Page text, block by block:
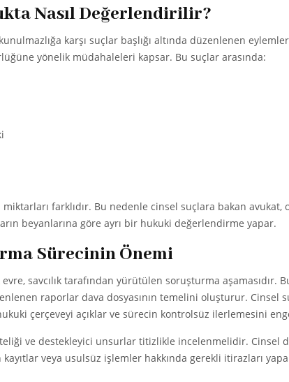
Nasıl Değerlendirilir?
karşı suçlar başlığı altında düzenlenen
yönelik müdahaleleri kapsar. Bu suçlar arasında:
farklıdır. Bu nedenle cinsel suçlara bakan avukat,
beyanlarına göre ayrı bir hukuki değerlendirme yapar.
Sürecinin Önemi
savcılık tarafından yürütülen soruşturma aşamasıdır.
raporlar dava dosyasının temelini oluşturur. Cinsel
çerçeveyi açıklar ve sürecin kontrolsüz ilerlemesini
ve destekleyici unsurlar titizlikle incelenmelidir. Cinsel
kayıtlar veya usulsüz işlemler hakkında gerekli itirazları